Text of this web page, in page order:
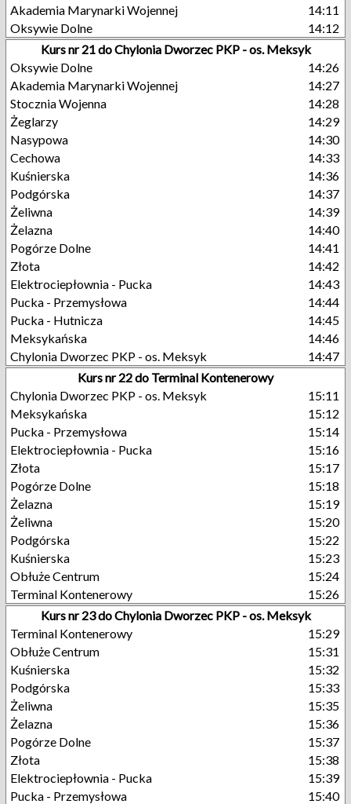
Akademia Marynarki Wojennej
14:11
Oksywie Dolne
14:12
Kurs nr 21 do Chylonia Dworzec PKP - os. Meksyk
Oksywie Dolne
14:26
Akademia Marynarki Wojennej
14:27
Stocznia Wojenna
14:28
Żeglarzy
14:29
Nasypowa
14:30
Cechowa
14:33
Kuśnierska
14:36
Podgórska
14:37
Żeliwna
14:39
Żelazna
14:40
Pogórze Dolne
14:41
Złota
14:42
Elektrociepłownia - Pucka
14:43
Pucka - Przemysłowa
14:44
Pucka - Hutnicza
14:45
Meksykańska
14:46
Chylonia Dworzec PKP - os. Meksyk
14:47
Kurs nr 22 do Terminal Kontenerowy
Chylonia Dworzec PKP - os. Meksyk
15:11
Meksykańska
15:12
Pucka - Przemysłowa
15:14
Elektrociepłownia - Pucka
15:16
Złota
15:17
Pogórze Dolne
15:18
Żelazna
15:19
Żeliwna
15:20
Podgórska
15:22
Kuśnierska
15:23
Obłuże Centrum
15:24
Terminal Kontenerowy
15:26
Kurs nr 23 do Chylonia Dworzec PKP - os. Meksyk
Terminal Kontenerowy
15:29
Obłuże Centrum
15:31
Kuśnierska
15:32
Podgórska
15:33
Żeliwna
15:35
Żelazna
15:36
Pogórze Dolne
15:37
Złota
15:38
Elektrociepłownia - Pucka
15:39
Pucka - Przemysłowa
15:40